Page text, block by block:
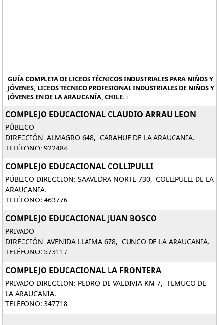
GUÍA COMPLETA DE LICEOS TÉCNICOS INDUSTRIALES PARA NIÑOS Y
JÓVENES, LICEOS TÉCNICO PROFESIONAL INDUSTRIALES DE NIÑOS Y
JÓVENES EN DE LA ARAUCANÍA, CHILE. :
COMPLEJO EDUCACIONAL CLAUDIO ARRAU LEON
PÚBLICO
DIRECCIÓN: ALMAGRO 648, CARAHUE DE LA ARAUCANIA.
TELÉFONO: 922484
COMPLEJO EDUCACIONAL COLLIPULLI
PÚBLICO DIRECCIÓN: SAAVEDRA NORTE 730, COLLIPULLI DE LA
ARAUCANIA.
TELÉFONO: 463776
COMPLEJO EDUCACIONAL JUAN BOSCO
PRIVADO
DIRECCIÓN: AVENIDA LLAIMA 678, CUNCO DE LA ARAUCANIA.
TELÉFONO: 573117
COMPLEJO EDUCACIONAL LA FRONTERA
PRIVADO DIRECCIÓN: PEDRO DE VALDIVIA KM 7, TEMUCO DE
LA ARAUCANIA.
TELÉFONO: 347718